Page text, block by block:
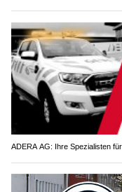
ADERA AG: Ihre Spezialisten